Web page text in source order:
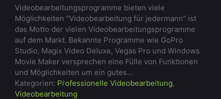
Videobearbeitungsprogramme bieten viele
Möglichkeiten "Videobearbeitung für jedermann" ist
das Motto der vielen Videobearbeitungsprogramme
auf dem Markt. Bekannte Programme wie GoPro
Studio, Magix Video Deluxe, Vegas Pro und Windows
Movie Maker versprechen eine Fülle von Funktionen
und Möglichkeiten um ein gutes…
Kategorien: Professionelle Videobearbeitung,
Videobearbeitung